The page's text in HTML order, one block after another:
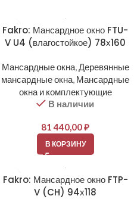
Fakro: Мансардное окно FTU-
V U4 (влагостойкое) 78х160
Мансардные окна,Деревянные
мансардные окна, Мансардные
окна и комплектующие
В наличии
81 440,00₽
В КОРЗИНУ
Fakro: Мансардное окно FTP-
V (CH) 94х118